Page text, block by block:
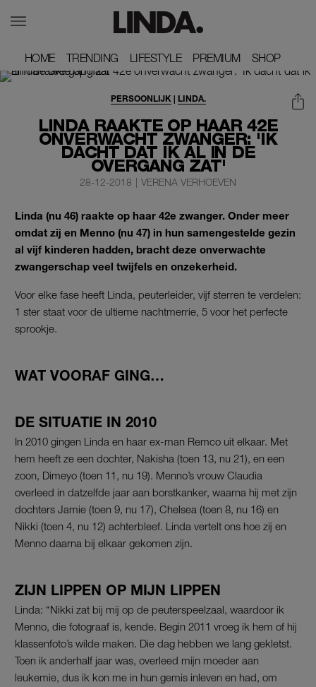
HOME
HOME TRENDING
TRENDING LIFESTYLE
LIFESTYLE PREMIUM
PREMIUM SHOP
SHOP
LINDA RAAKTE OP HAAR 42E
ONVERWACHT ZWANGER: 'IK
DACHT DAT IK AL IN DE
OVERGANG ZAT'
PERSOONLIJK| LINDA.
28-12-2018 | VERENA VERHOEVEN
Linda (nu 46) raakte op haar 42e zwanger. Onder meer
omdat zij en Menno (nu 47) in hun samengestelde gezin
al vijf kinderen hadden, bracht deze onverwachte
zwangerschap veel twijfels en onzekerheid.
Voor elke fase heeft Linda, peuterleider, vijf sterren te verdelen:
1 ster staat voor de ultieme nachtmerrie, 5 voor het perfecte
sprookje.
WAT VOORAF GING…
DE SITUATIE IN 2010
In 2010 gingen Linda en haar ex-man Remco uit elkaar. Met
hem heeft ze een dochter, Nakisha (toen 13, nu 21), en een
zoon, Dimeyo (toen 11, nu 19). Menno’s vrouw Claudia
overleed in datzelfde jaar aan borstkanker, waarna hij met zijn
dochters Jamie (toen 9, nu 17), Chelsea (toen 8, nu 16) en
Nikki (toen 4, nu 12) achterbleef. Linda vertelt ons hoe zij en
Menno daarna bij elkaar gekomen zijn.
ZIJN LIPPEN OP MIJN LIPPEN
Linda: “Nikki zat bij mij op de peuterspeelzaal, waardoor ik
Menno, die fotograaf is, kende. Begin 2011 vroeg ik hem of hij
klassenfoto’s wilde maken. Die dag hebben we lang gekletst.
Toen ik anderhalf jaar was, overleed mijn moeder aan
leukemie, dus ik kon me in hun gemis inleven en had, om